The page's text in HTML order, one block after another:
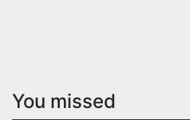
You missed